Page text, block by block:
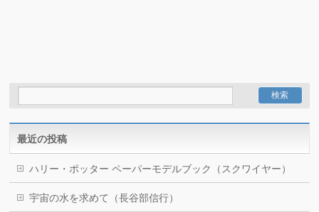
最近の投稿
ハリー・ポッター ペーパーモデルブック（スクワイヤー）
宇宙の水を求めて（長谷部信行）